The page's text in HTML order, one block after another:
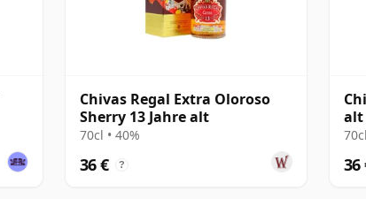
Chivas Regal Extra Oloroso
Sherry 13 Jahre alt
70cl • 40%
36 € ?
alt
36